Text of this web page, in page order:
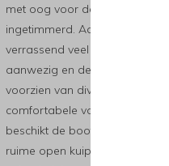
met oog voor detail
ingetimmerd. Aan boord is
verrassend veel ruimte
aanwezig en de boot is
voorzien van diverse
comfortabele voorzieningen. Zo
beschikt de boot over een
ruime open kuip en een